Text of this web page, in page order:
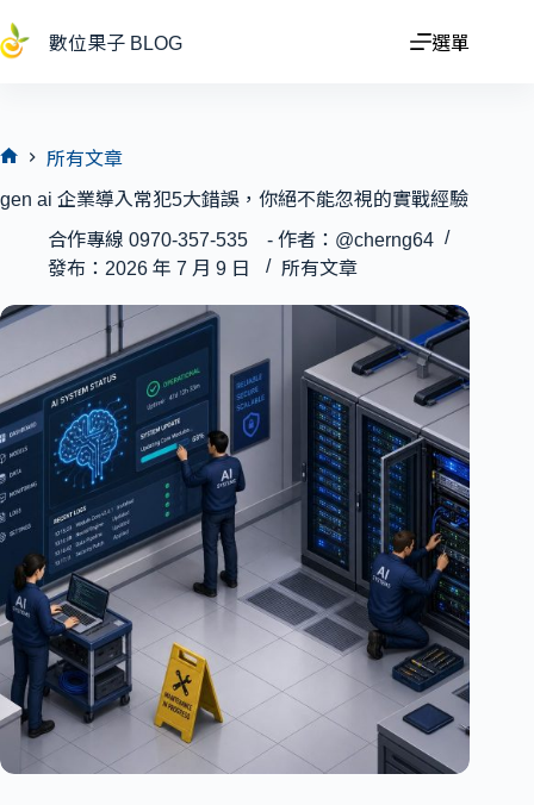
至
容
數位果子 BLOG 選單
頁
所有文章
gen ai 企業導入常犯5大錯誤，你絕不能忽視的實戰經驗
合作專線 0970-357-535 - 作者：@cherng64
發布：2026 年 7 月 9 日
所有文章